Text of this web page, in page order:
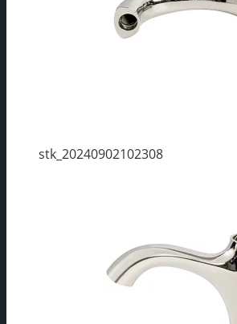
stk_20240902102308